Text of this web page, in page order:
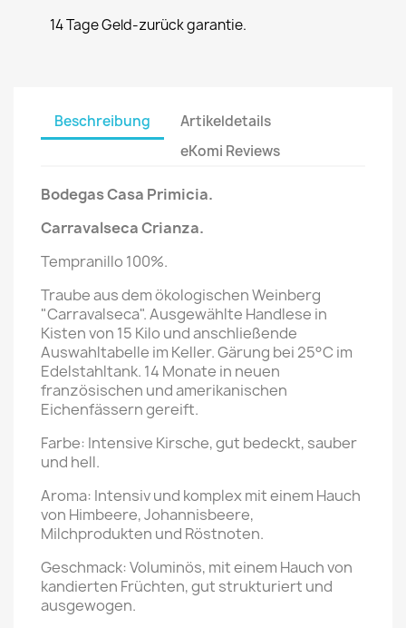
14 Tage Geld-zurück garantie.
Beschreibung
Artikeldetails
eKomi Reviews
Bodegas Casa Primicia.
Carravalseca Crianza.
Tempranillo 100%.
Traube aus dem ökologischen Weinberg
"Carravalseca". Ausgewählte Handlese in
Kisten von 15 Kilo und anschließende
Auswahltabelle im Keller. Gärung bei 25°C im
Edelstahltank. 14 Monate in neuen
französischen und amerikanischen
Eichenfässern gereift.
Farbe: Intensive Kirsche, gut bedeckt, sauber
und hell.
Aroma: Intensiv und komplex mit einem Hauch
von Himbeere, Johannisbeere,
Milchprodukten und Röstnoten.
Geschmack: Voluminös, mit einem Hauch von
kandierten Früchten, gut strukturiert und
ausgewogen.